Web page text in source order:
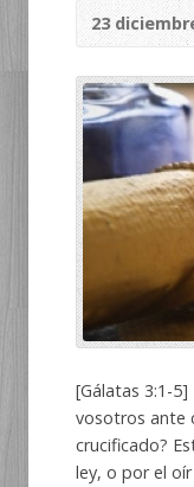
23
[Gálatas 3:1-
vosotros ante
crucificado?
ley, o por el